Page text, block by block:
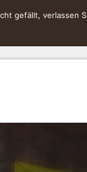
gefällt, verlassen